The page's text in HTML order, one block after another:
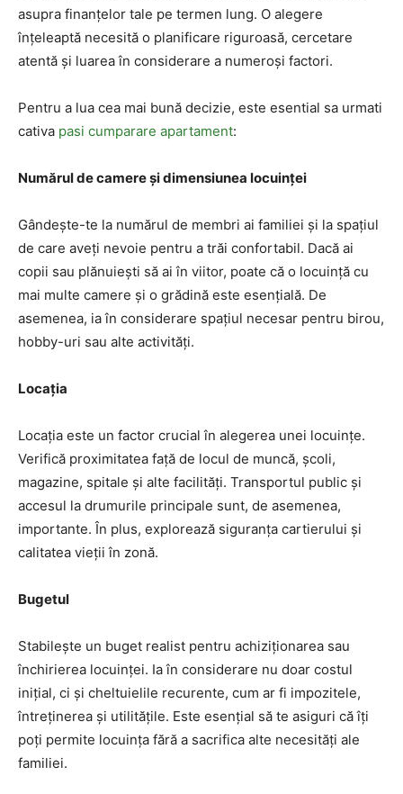
asupra finanțelor tale pe termen lung. O alegere
înțeleaptă necesită o planificare riguroasă, cercetare
atentă și luarea în considerare a numeroși factori.
Pentru a lua cea mai bună decizie, este esential sa urmati
cativa pasi cumparare apartament:
Numărul de camere și dimensiunea locuinței
Gândește-te la numărul de membri ai familiei și la spațiul
de care aveți nevoie pentru a trăi confortabil. Dacă ai
copii sau plănuiești să ai în viitor, poate că o locuință cu
mai multe camere și o grădină este esențială. De
asemenea, ia în considerare spațiul necesar pentru birou,
hobby-uri sau alte activități.
Locația
Locația este un factor crucial în alegerea unei locuințe.
Verifică proximitatea față de locul de muncă, școli,
magazine, spitale și alte facilități. Transportul public și
accesul la drumurile principale sunt, de asemenea,
importante. În plus, explorează siguranța cartierului și
calitatea vieții în zonă.
Bugetul
Stabilește un buget realist pentru achiziționarea sau
închirierea locuinței. Ia în considerare nu doar costul
inițial, ci și cheltuielile recurente, cum ar fi impozitele,
întreținerea și utilitățile. Este esențial să te asiguri că îți
poți permite locuința fără a sacrifica alte necesități ale
familiei.